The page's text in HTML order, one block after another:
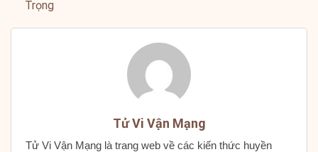
Trọng
Tử Vi Vận Mạng
Tử Vi Vận Mạng là trang web về các kiến thức huyền